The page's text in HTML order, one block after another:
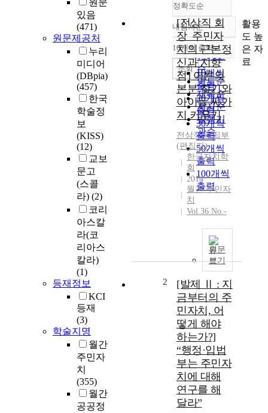
원문
있음
(471)
원문제공처
누리
미디어
(DBpia)
(457)
한국
학술정
보
(KISS)
(12)
교보
문고
(스콜
라) (2)
코리
아스칼
라(코
리아스
칼라)
(1)
등재정보
KCI
등재
(3)
학술지명
월간
주민자
치
(355)
월간
공공정
정확도순
정확도
순
인기도
순
연도순
제목순
저자순
발행기
관순
내림차순
내림차순
10개씩 출력
10개씩
출력
20개씩
출력
30개씩
출력
50개씩
출력
100개씩
출력
조회
[전상직 회
장_주민자
치의 근본정
신과 지향
점] 어른의
본분 찾기와
아이들 싸가
지 키우기
전상직,편집부
(편집자)
한국자치학
회
2014
월간 주민자
치
Vol.36 No.-
원문
보기
2
[발제 Ⅱ : 지
금부터의 주
민자치, 어
떻게 해야
하는가?]
“행정·입법
부는 주민자
치에 대해
연구를 해
달라”
활용
도 높
은 자
료